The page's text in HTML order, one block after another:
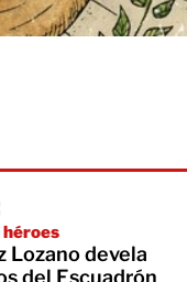
héroes
Lozano devela
del Escuadrón